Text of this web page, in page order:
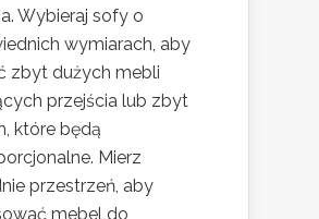
Wybieraj sofy o
wymiarach, aby
zbyt dużych mebli
przejścia lub zbyt
które będą
Mierz
przestrzeń, aby
mebel do